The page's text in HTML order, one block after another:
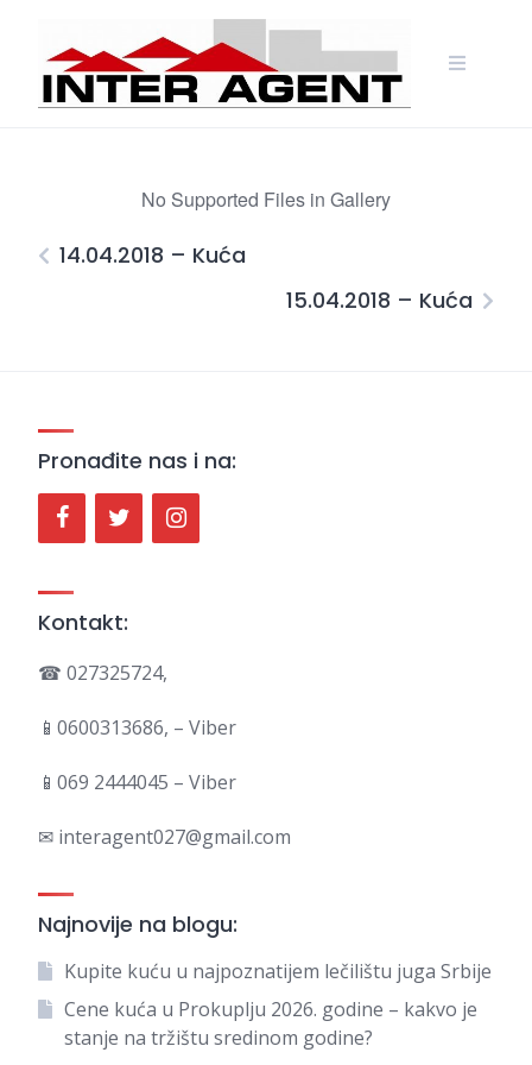
content
No Supported Files in Gallery
14.04.2018 – Kuća
15.04.2018 – Kuća
Pronađite nas i na:
Kontakt:
☎ 027325724,
📱0600313686, – Viber
📱069 2444045 – Viber
✉ interagent027@gmail.com
Najnovije na blogu:
Kupite kuću u najpoznatijem lečilištu juga Srbije
Cene kuća u Prokuplju 2026. godine – kakvo je
stanje na tržištu sredinom godine?